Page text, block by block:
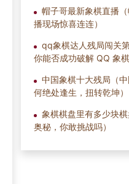
比拼
手赵
冠，
帽子哥最新象棋直播
播现场惊喜连连）
qq象棋达人残局闯关
你能否成功破解 QQ 象
中国象棋十大残局（
何绝处逢生，扭转乾坤）
象棋棋盘里有多少块
奥秘，你敢挑战吗）